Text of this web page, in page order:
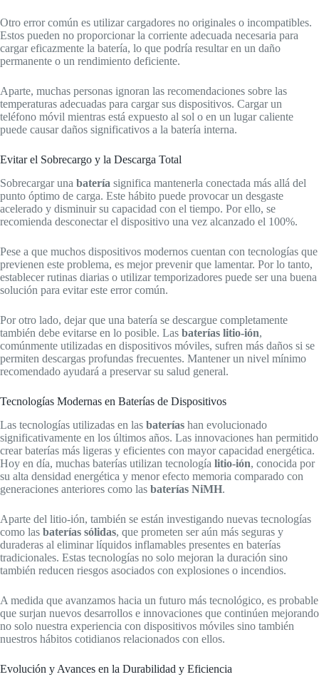
Otro error común es utilizar cargadores no originales o incompatibles.
Estos pueden no proporcionar la corriente adecuada necesaria para
cargar eficazmente la batería, lo que podría resultar en un daño
permanente o un rendimiento deficiente.
Aparte, muchas personas ignoran las recomendaciones sobre las
temperaturas adecuadas para cargar sus dispositivos. Cargar un
teléfono móvil mientras está expuesto al sol o en un lugar caliente
puede causar daños significativos a la batería interna.
Evitar el Sobrecargo y la Descarga Total
Sobrecargar una batería significa mantenerla conectada más allá del
punto óptimo de carga. Este hábito puede provocar un desgaste
acelerado y disminuir su capacidad con el tiempo. Por ello, se
recomienda desconectar el dispositivo una vez alcanzado el 100%.
Pese a que muchos dispositivos modernos cuentan con tecnologías que
previenen este problema, es mejor prevenir que lamentar. Por lo tanto,
establecer rutinas diarias o utilizar temporizadores puede ser una buena
solución para evitar este error común.
Por otro lado, dejar que una batería se descargue completamente
también debe evitarse en lo posible. Las baterías litio-ión,
comúnmente utilizadas en dispositivos móviles, sufren más daños si se
permiten descargas profundas frecuentes. Mantener un nivel mínimo
recomendado ayudará a preservar su salud general.
Tecnologías Modernas en Baterías de Dispositivos
Las tecnologías utilizadas en las baterías han evolucionado
significativamente en los últimos años. Las innovaciones han permitido
crear baterías más ligeras y eficientes con mayor capacidad energética.
Hoy en día, muchas baterías utilizan tecnología litio-ión, conocida por
su alta densidad energética y menor efecto memoria comparado con
generaciones anteriores como las baterías NiMH.
Aparte del litio-ión, también se están investigando nuevas tecnologías
como las baterías sólidas, que prometen ser aún más seguras y
duraderas al eliminar líquidos inflamables presentes en baterías
tradicionales. Estas tecnologías no solo mejoran la duración sino
también reducen riesgos asociados con explosiones o incendios.
A medida que avanzamos hacia un futuro más tecnológico, es probable
que surjan nuevos desarrollos e innovaciones que continúen mejorando
no solo nuestra experiencia con dispositivos móviles sino también
nuestros hábitos cotidianos relacionados con ellos.
Evolución y Avances en la Durabilidad y Eficiencia